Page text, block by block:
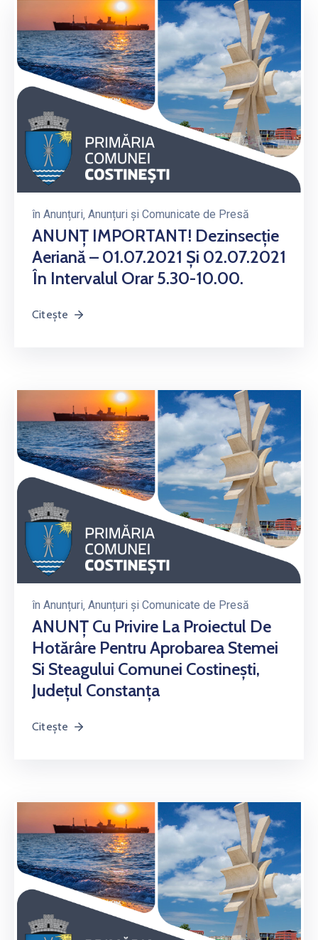
în Anunțuri‚ Anunțuri și Comunicate de Presă
ANUNȚ IMPORTANT! Dezinsecție
Aeriană – 01.07.2021 Și 02.07.2021
În Intervalul Orar 5.30-10.00.
Citește
în Anunțuri‚ Anunțuri și Comunicate de Presă
ANUNȚ Cu Privire La Proiectul De
Hotărâre Pentru Aprobarea Stemei
Si Steagului Comunei Costinești,
Județul Constanța
Citește